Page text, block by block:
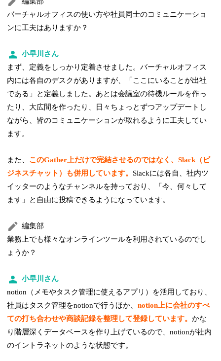
バーチャルオフィスの使い方や社員同士のコミュニケーショ
ンに工夫はありますか？
小早川さん
まず、定義をしっかり定着させました。バーチャルオフィス
内には各自のデスクがありますが、「ここにいることが出社
である」と定義しました。あとは会議室の待機ルールを作っ
たり、大広間を作ったり、日々ちょっとずつアップデートし
ながら、皆のコミュニケーションが取れるように工夫してい
ます。
また、 このGather上だけで完結させるのではなく、Slack（ビ
ジネスチャット）も併用しています。 Slackには各自、社内ツ
イッターのようなチャンネルを持っており、「今、何々して
ます」と自由に投稿できるようになっています。
編集部
業務上でも様々なオンラインツールを利用されているのでし
ょうか？
小早川さん
notion（メモやタスク管理に使えるアプリ）を活用しており、
社員はタスク管理をnotionで行うほか、notion上に会社のすべ
ての打ち合わせや商談記録を整理して登録しています。かな
り階層深くデータベースを作り上げているので、notionが社内
のイントラネットのような状態です。